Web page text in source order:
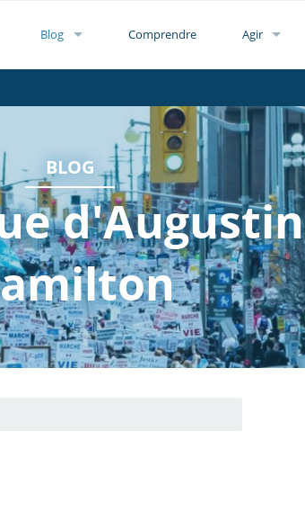
Blog Comprendre Agir
BLOG
d'Augustin